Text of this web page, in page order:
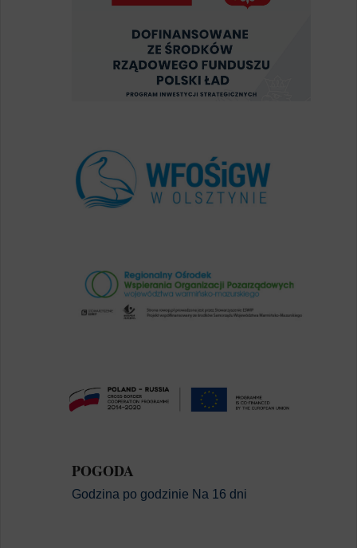
POGODA
Godzina po godzinie Na 16 dni